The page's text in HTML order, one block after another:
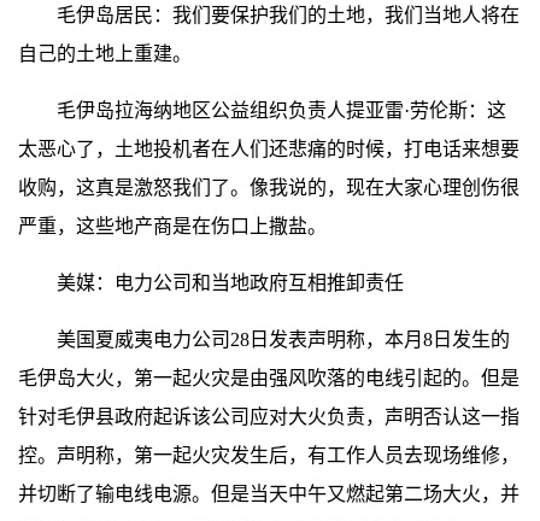
毛伊岛居民：我们要保护我们的土地，我们当地人将在
自己的土地上重建。
毛伊岛拉海纳地区公益组织负责人提亚雷·劳伦斯：这
太恶心了，土地投机者在人们还悲痛的时候，打电话来想要
收购，这真是激怒我们了。像我说的，现在大家心理创伤很
严重，这些地产商是在伤口上撒盐。
美媒：电力公司和当地政府互相推卸责任
美国夏威夷电力公司28日发表声明称，本月8日发生的
毛伊岛大火，第一起火灾是由强风吹落的电线引起的。但是
针对毛伊县政府起诉该公司应对大火负责，声明否认这一指
控。声明称，第一起火灾发生后，有工作人员去现场维修，
并切断了输电线电源。但是当天中午又燃起第二场大火，并